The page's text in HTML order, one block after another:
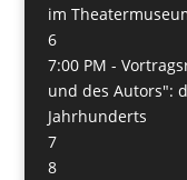
im
6
7:00 PM -
und des Autors":
Jahrhunderts
7
8